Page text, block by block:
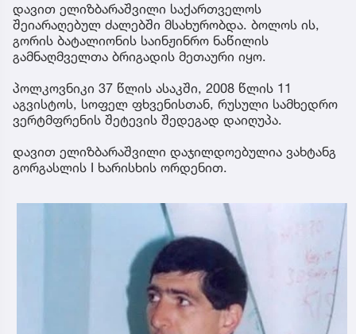
დავით ელიზბარაშვილი საქართველოს
შეიარაღებულ ძალებში მსახურობდა. ბოლოს ის,
გორის ბატალიონის საინჟინრო ნაწილის
გამნაღმველთა ბრიგადის მეთაური იყო.
პოლკოვნიკი 37 წლის ასაკში, 2008 წლის 11
აგვისტოს, სოფელ ფხვენისთან, რუსული სამხედრო
ვერტმფრენის შეტევის შედეგად დაიღუპა.
დავით ელიზბარაშვილი დაჯილდოებულია ვახტანგ
გორგასლის I ხარისხის ორდენით.